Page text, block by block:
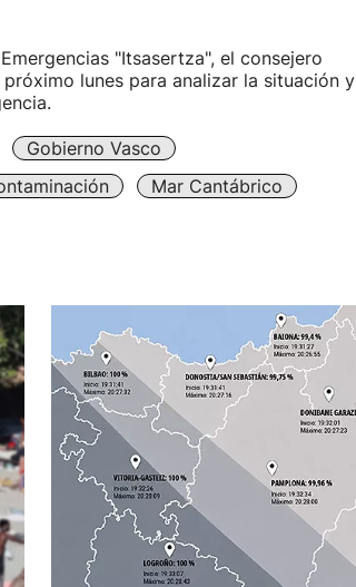
"Itsasertza", el consejero
lunes para analizar la situación y
Gobierno Vasco
Mar Cantábrico